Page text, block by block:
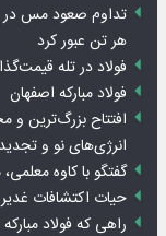
هر تن عبور کرد
فولاد در تله
فولاد مبارکه اصفهان
افتتاح بزرگ‌ترین
انرژی‌های نو و
گفتگو با کاوه
حیات اکتشافات غدیر
راهی که فولاد